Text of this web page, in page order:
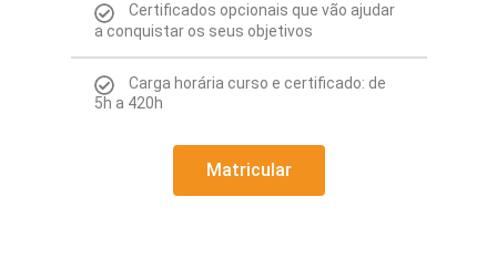
Certificados opcionais que vão ajudar
a conquistar os seus objetivos
Carga horária curso e certificado: de
5h a 420h
Matricular